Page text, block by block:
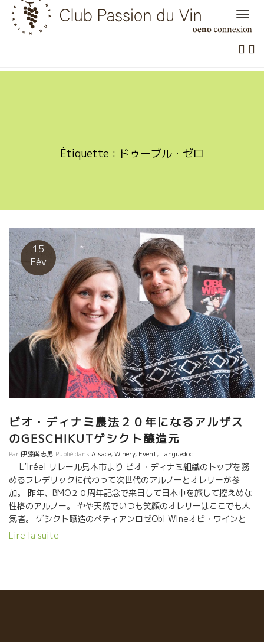
Skip
content
Étiquette : ドゥーブル・ゼロ
15
Fév
ビオ・ディナミ農法２０年になるアルザス
のGESCHIKUTゲシクト醸造元
Par伊藤與志男 Publié dans Alsace,Winery, Event, Languedoc
L’iréel リレール見本市より ビオ・ディナミ組織のトップを務
めるフレデリックに代わって次世代のアルノーとオレリーが参
加。 昨年、BMO２０周年記念で来日して日本中を旅して控えめな
性格のアルノー。 やや天然でいつも笑顔のオレリーはここでも人
気者。 ゲシクト醸造のペティアンロゼObi Wineオビ・ワインと
Double ZEROドゥーブル・ゼロのクレマンはスカットしていて超
Lire la suite